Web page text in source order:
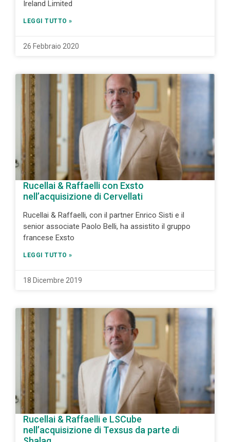
Ireland Limited
LEGGI TUTTO »
26 Febbraio 2020
Rucellai & Raffaelli con Exsto
nell’acquisizione di Cervellati
Rucellai & Raffaelli, con il partner Enrico Sisti e il
senior associate Paolo Belli, ha assistito il gruppo
francese Exsto
LEGGI TUTTO »
18 Dicembre 2019
Rucellai & Raffaelli e LSCube
nell’acquisizione di Texsus da parte di